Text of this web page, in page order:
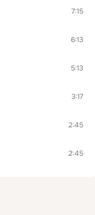
7:15
6:13
5:13
3:17
2:45
2:45